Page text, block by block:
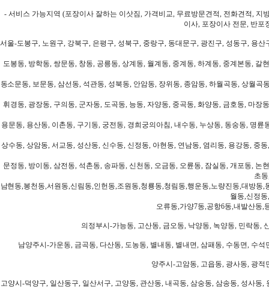
- 서비스 가능지역 (포장이사 잘하는 이삿짐, 가격비교, 무료방문견적, 전화견적,
이사, 포장이사 전문, 반포
서울-도봉구, 노원구, 강북구, 은평구, 성북구, 중랑구, 동대문구, 광진구, 성동구, 용
도봉동, 방학동, 쌍문동, 창동, 공릉동, 상계동, 월계동, 중계동, 하계동, 중계본동,
동소문동, 보문동, 삼선동, 석관동, 성북동, 안암동, 장위동, 종암동, 하월곡동, 상월
휘경동, 광장동, 구의동, 군자동, 도곡동, 능동, 자양동, 중곡동, 화양동, 금호동, 마
용문동, 용산동, 이촌동, 구기동, 궁전동, 경희궁의아침, 내수동, 누상동, 동숭동, 명
상수동, 상암동, 서교동, 성산동, 신수동, 신정동, 아현동, 연남동, 염리동, 용강동, 중
문정동, 방이동, 삼전동, 석촌동, 송파동, 신천동, 오금동, 오륜동, 잠실동, 개포동,
초
남현동,봉천동,서원동,신림동,인헌동,조원동,청룡동,청림동,행운동,노량진동,대방
월동,신정
오류동,가양7동,공항6동,내발산동,
의정부시-가능동, 고산동, 금오동, 낙양동, 녹양동, 민락동,
남양주시-가운동, 금곡동, 다산동, 도농동, 별내동, 별내면, 삼패동, 수동면, 수
양주시-고암동, 고읍동, 광사동, 광
고양시-덕양구, 일산동구, 일산서구, 고양동, 관산동, 내곡동, 삼숭동, 삼송동, 성사